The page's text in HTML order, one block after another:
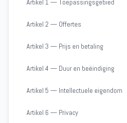
Artikel 1 — Toepassingsgebied
Artikel 2 — Offertes
Artikel 3 — Prijs en betaling
Artikel 4 — Duur en beëindiging
Artikel 5 — Intellectuele eigendom
Artikel 6 — Privacy